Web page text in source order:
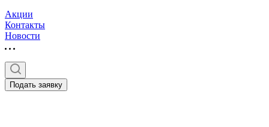
Акции
Контакты
Новости
Подать заявку